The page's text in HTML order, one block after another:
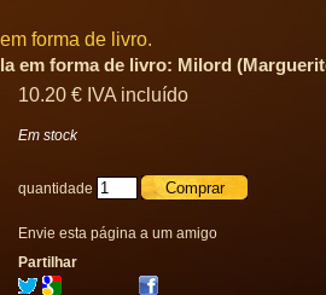
forma de livro.
em forma de livro: Milord
10.20 € IVA incluído
Em stock
quantidade
Envie esta página a um amigo
Partilhar